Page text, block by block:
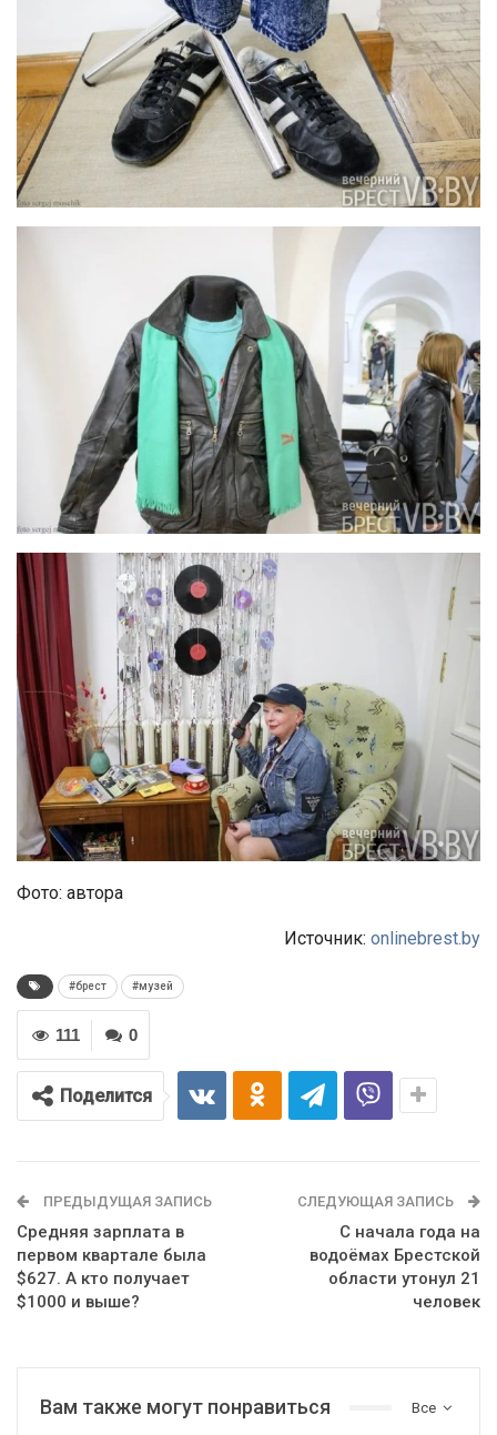
Фото: автора
Источник: onlinebrest.by
#брест #музей
0
111
Поделится
ПРЕДЫДУЩАЯ ЗАПИСЬ
Средняя зарплата в
первом квартале была
$627. А кто получает
$1000 и выше?
СЛЕДУЮЩАЯ ЗАПИСЬ
С начала года на
водоёмах Брестской
области утонул 21
человек
Все
Вам также могут понравиться